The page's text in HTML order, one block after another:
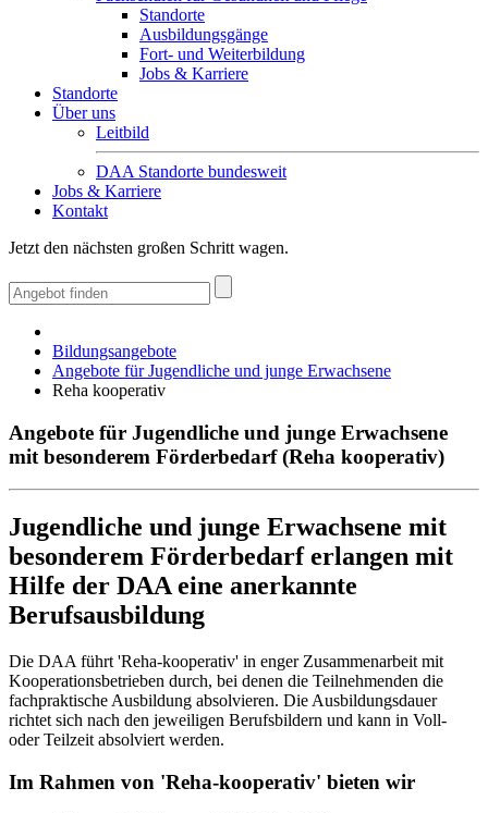
Standorte
Ausbildungsgänge
Fort- und Weiterbildung
Jobs & Karriere
Standorte
Über uns
Leitbild
DAA Standorte bundesweit
Jobs & Karriere
Kontakt
Jetzt den nächsten großen Schritt wagen.
Bildungsangebote
Angebote für Jugendliche und junge Erwachsene
Reha kooperativ
Angebote für Jugendliche und junge Erwachsene
mit besonderem Förderbedarf (Reha kooperativ)
Jugendliche und junge Erwachsene mit
besonderem Förderbedarf erlangen mit
Hilfe der DAA eine anerkannte
Berufsausbildung
Die DAA führt 'Reha-kooperativ' in enger Zusammenarbeit mit
Kooperationsbetrieben durch, bei denen die Teilnehmenden die
fachpraktische Ausbildung absolvieren. Die Ausbildungsdauer
richtet sich nach den jeweiligen Berufsbildern und kann in Voll-
oder Teilzeit absolviert werden.
Im Rahmen von 'Reha-kooperativ' bieten wir